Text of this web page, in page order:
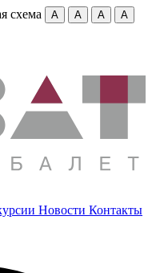
схема A A A
A
Новости Контакты